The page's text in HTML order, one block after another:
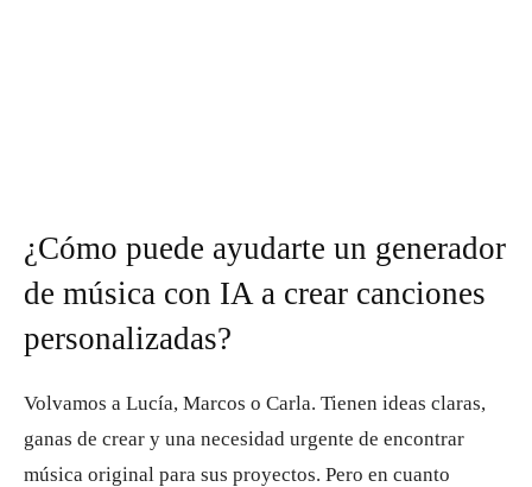
¿Cómo puede ayudarte un generador
de música con IA a crear canciones
personalizadas?
Volvamos a Lucía, Marcos o Carla. Tienen ideas claras,
ganas de crear y una necesidad urgente de encontrar
música original para sus proyectos. Pero en cuanto